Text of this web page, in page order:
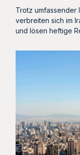
Trotz umfassender
verbreiten sich im
und lösen heftige